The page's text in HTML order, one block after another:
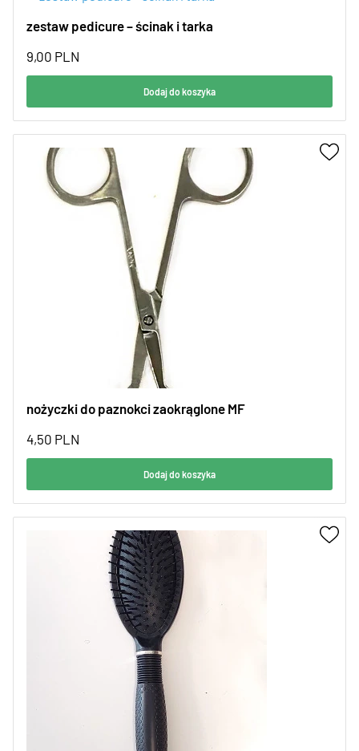
zestaw pedicure – ścinak i tarka
9,00 PLN
Dodaj do koszyka
nożyczki do paznokci zaokrąglone MF
4,50 PLN
Dodaj do koszyka